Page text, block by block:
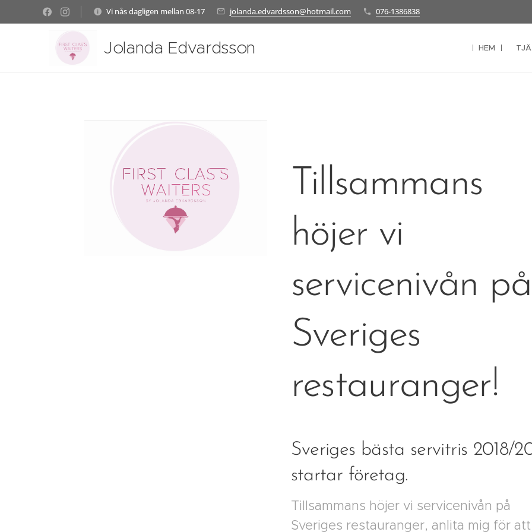
Vi nås dagligen mellan 08-17 jolanda.edvardsson@hotmail.com 076-1386838
Jolanda Edvardsson HEM
Tillsammans
höjer vi
servicenivån på
Sveriges
restauranger!
Sveriges bästa servitris 2018/
startar företag.
Tillsammans höjer vi servicenivån på
Sveriges restauranger, anlita mig för att